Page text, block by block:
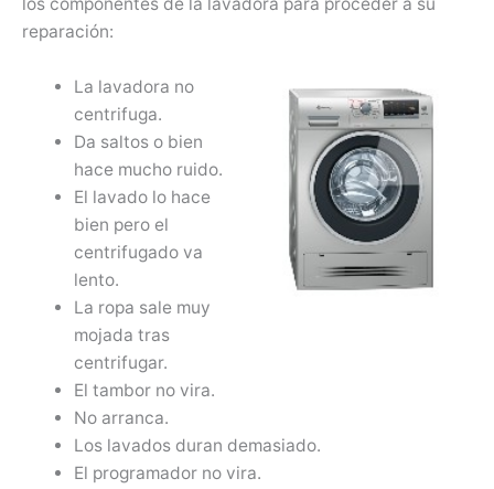
los componentes de la lavadora para proceder a su
reparación:
La lavadora no
centrifuga.
Da saltos o bien
hace mucho ruido.
El lavado lo hace
bien pero el
centrifugado va
lento.
La ropa sale muy
mojada tras
centrifugar.
El tambor no vira.
No arranca.
Los lavados duran demasiado.
El programador no vira.